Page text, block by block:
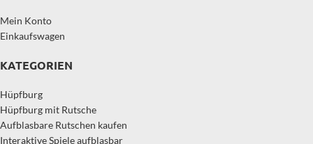
Mein Konto
Einkaufswagen
KATEGORIEN
Hüpfburg
Hüpfburg mit Rutsche
Aufblasbare Rutschen kaufen
Interaktive Spiele aufblasbar